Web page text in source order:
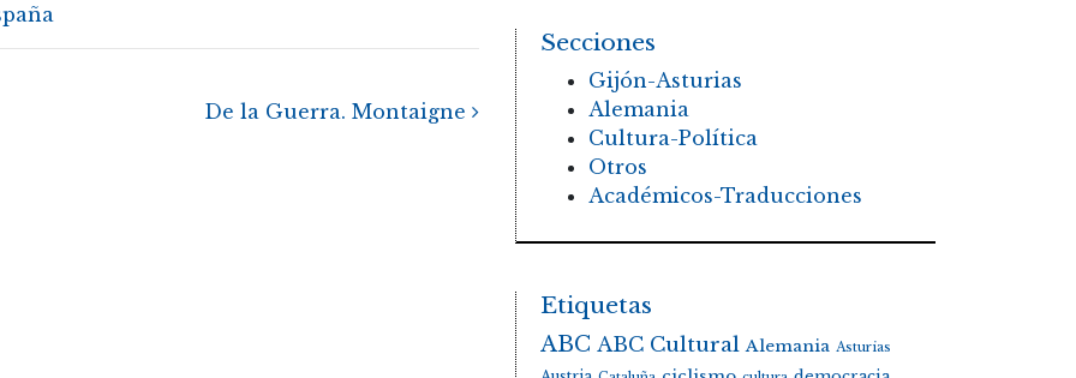
De la Guerra. Montaigne
Secciones
Gijón-Asturias
Alemania
Cultura-Política
Otros
Académicos-Traducciones
Etiquetas
ABC ABC Cultural Alemania Asturias